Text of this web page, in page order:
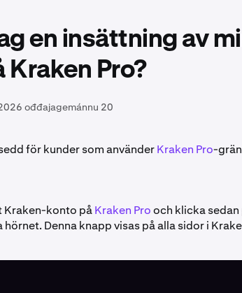
en insättning av
Kraken Pro?
ođđajagemánnu 20
för kunder som använderKraken Pro-
Kraken-konto påKraken Prooch klicka sedan
hörnet. Denna knapp visas på alla sidor i